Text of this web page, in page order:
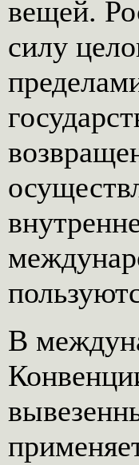
вещей.
силу
В